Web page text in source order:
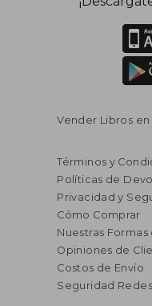
$
Vender Libros
Términos y
Políticas de
Privacidad y
Cómo Comprar
Nuestras Formas
Opiniones de
Costos de Envío
Seguridad